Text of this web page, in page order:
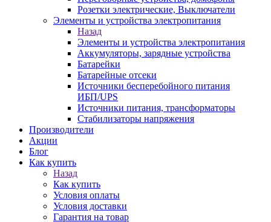
Розетки электрические, Выключатели
Элементы и устройства электропитания
Назад
Элементы и устройства электропитания
Аккумуляторы, зарядные устройства
Батарейки
Батарейные отсеки
Источники бесперебойного питания
ИБП/UPS
Источники питания, трансформаторы
Стабилизаторы напряжения
Производители
Акции
Блог
Как купить
Назад
Как купить
Условия оплаты
Условия доставки
Гарантия на товар